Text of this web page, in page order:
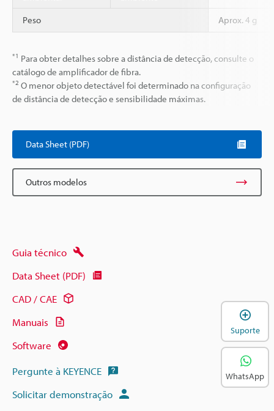
Peso Aprox. 4 g
*1 Para obter detalhes sobre a distância de detecção, consulte o
catálogo de amplificador de fibra.
*2 O menor objeto detectável foi determinado na configuração
de distância de detecção e sensibilidade máximas.
Data Sheet (PDF)
Outros modelos
Guia técnico
Data Sheet (PDF)
CAD / CAE
Manuais
Software
Pergunte à KEYENCE
Solicitar demonstração
Suporte
WhatsApp